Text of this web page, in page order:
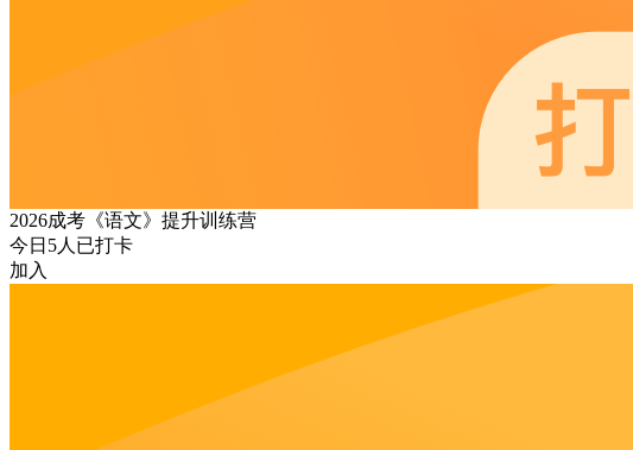
2026成考《语文》提升训练营
今日 5人已打卡
加入